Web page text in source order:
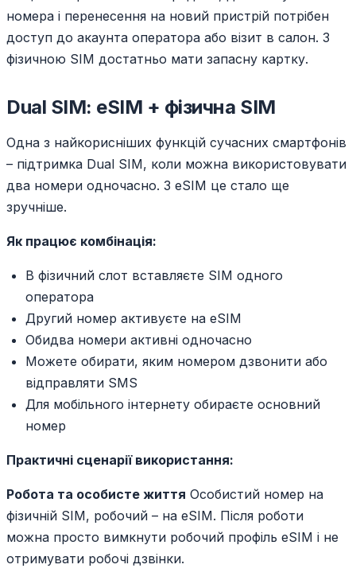
номера і перенесення на новий пристрій потрібен
доступ до акаунта оператора або візит в салон. З
фізичною SIM достатньо мати запасну картку.
Dual SIM: eSIM + фізична SIM
Одна з найкорисніших функцій сучасних смартфонів
– підтримка Dual SIM, коли можна використовувати
два номери одночасно. З eSIM це стало ще
зручніше.
Як працює комбінація:
В фізичний слот вставляєте SIM одного
оператора
Другий номер активуєте на eSIM
Обидва номери активні одночасно
Можете обирати, яким номером дзвонити або
відправляти SMS
Для мобільного інтернету обираєте основний
номер
Практичні сценарії використання:
Робота та особисте життя Особистий номер на
фізичній SIM, робочий – на eSIM. Після роботи
можна просто вимкнути робочий профіль eSIM і не
отримувати робочі дзвінки.